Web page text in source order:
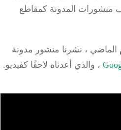
منشورات المدونة كمقاطع
الماضي ، نشرنا منشور مدونة
، والذي أعدناه لاحقًا كفيديو.